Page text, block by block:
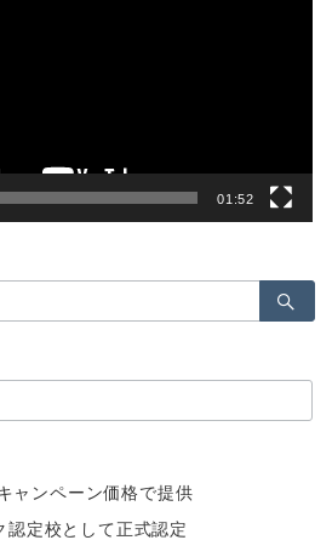
01:52
ャンペーン価格で提供
定校として正式認定